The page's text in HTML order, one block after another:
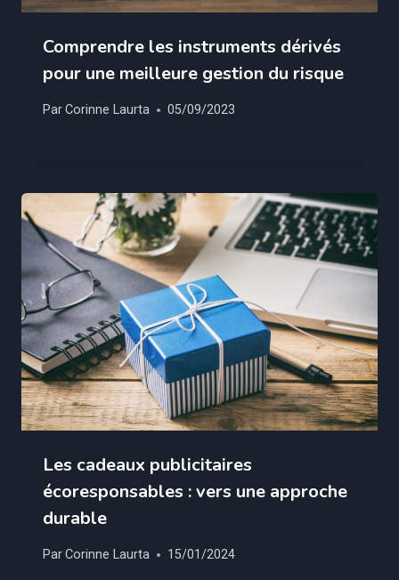
Comprendre les instruments dérivés
pour une meilleure gestion du risque
ParCorinne Laurta 05/09/2023
Les cadeaux publicitaires
écoresponsables : vers une approche
durable
ParCorinne Laurta 15/01/2024